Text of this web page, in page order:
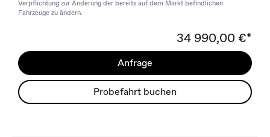
Verpflichtung zur Änderung der bereits auf dem Markt befindlichen
Fahrzeuge zu ändern.
34 990,00 €*
Anfrage
Probefahrt buchen